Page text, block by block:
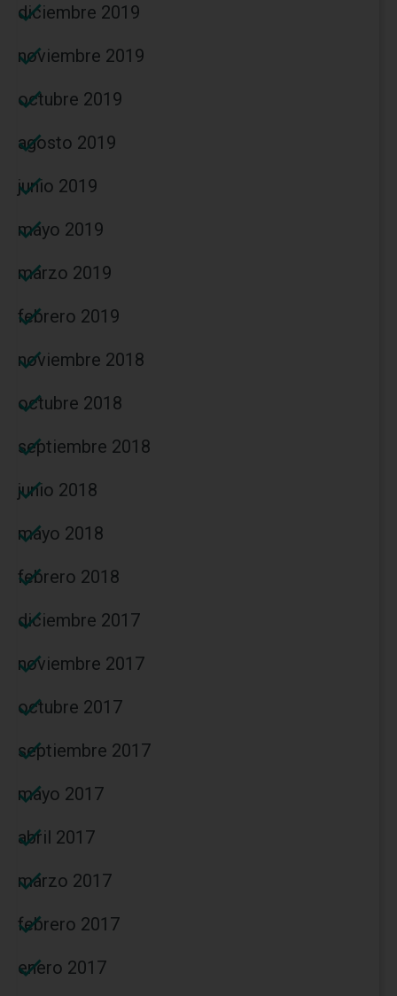
diciembre 2019
noviembre 2019
octubre 2019
agosto 2019
junio 2019
mayo 2019
marzo 2019
febrero 2019
noviembre 2018
octubre 2018
septiembre 2018
junio 2018
mayo 2018
febrero 2018
diciembre 2017
noviembre 2017
octubre 2017
septiembre 2017
mayo 2017
abril 2017
marzo 2017
febrero 2017
enero 2017